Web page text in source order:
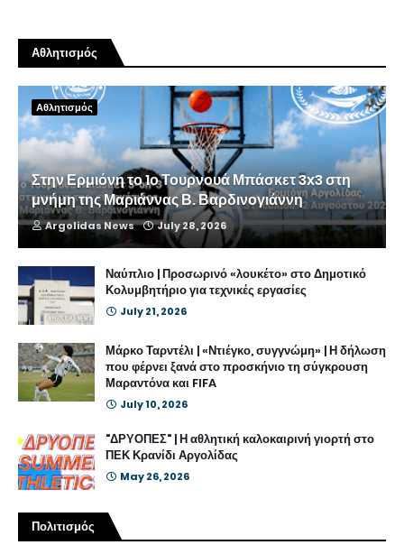
Αθλητισμός
Αθλητισμός
Στην Ερμιόνη το 1ο Τουρνουά Μπάσκετ 3x3 στη
μνήμη της Μαριάννας Β. Βαρδινογιάννη
Argolidas News July 28, 2026
Ναύπλιο | Προσωρινό «λουκέτο» στο Δημοτικό
Κολυμβητήριο για τεχνικές εργασίες
July 21, 2026
Μάρκο Ταρντέλι | «Ντιέγκο, συγγνώμη» | Η δήλωση
που φέρνει ξανά στο προσκήνιο τη σύγκρουση
Μαραντόνα και FIFA
July 10, 2026
"ΔΡΥΟΠΕΣ" | Η αθλητική καλοκαιρινή γιορτή στο
ΠΕΚ Κρανίδι Αργολίδας
May 26, 2026
Πολιτισμός